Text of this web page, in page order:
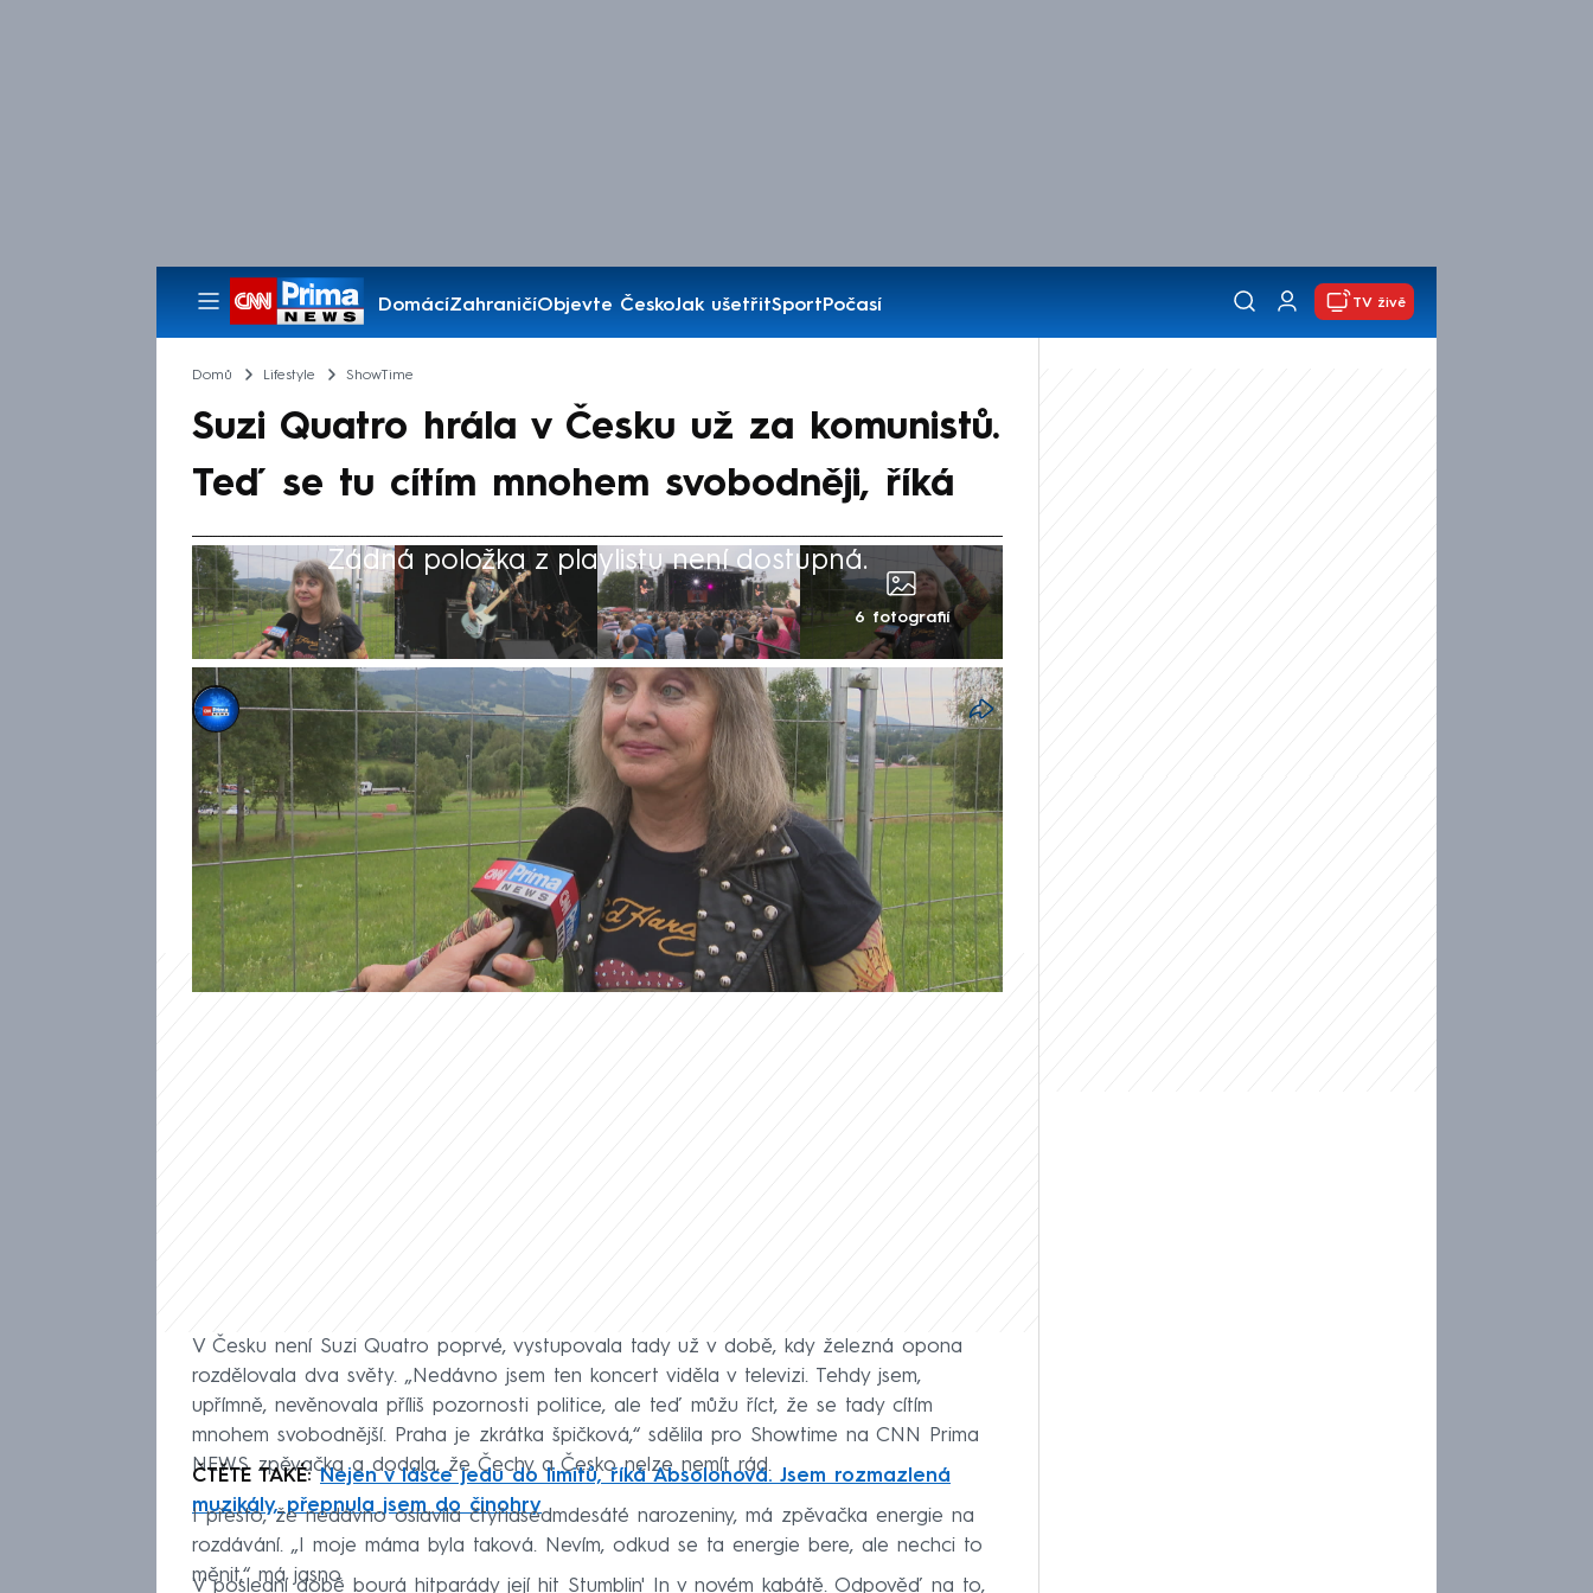
DomácíZahraničíObjevte ČeskoJak ušetřitSportPočasí
Pořady
TV živě
Domů Lifestyle ShowTime
Suzi Quatro hrála v Česku už za komunistů.
Teď se tu cítím mnohem svobodněji, říká
Žádná položka z playlistu není dostupná.
6 fotografií
Daniela Révai
27. čvc 2024, 22:35
Hity jako A Girl Like Me nebo Stumblin' In. To je rocková legenda Suzi
Quatro, která i ve čtyřiasedmdesáti letech drží svou baskytaru
proklatě nízko. A pustit se jí jen tak nehodlá. Dokázala to i na festivalu
Benátská! v Liberci, kde se redakci Showtime podařilo stálici hudební
branže vyzpovídat.
V Česku není Suzi Quatro poprvé, vystupovala tady už v době, kdy železná opona
rozdělovala dva světy. „Nedávno jsem ten koncert viděla v televizi. Tehdy jsem,
upřímně, nevěnovala příliš pozornosti politice, ale teď můžu říct, že se tady cítím
mnohem svobodnější. Praha je zkrátka špičková,“ sdělila pro Showtime na CNN Prima
NEWS zpěvačka a dodala, že Čechy a Česko nelze nemít rád.
ČTĚTE TAKÉ:Nejen v lásce jedu do limitů, říká Absolonová. Jsem rozmazlená
muzikály, přepnula jsem do činohry
I přesto, že nedávno oslavila čtyřiasedmdesáté narozeniny, má zpěvačka energie na
rozdávání. „I moje máma byla taková. Nevím, odkud se ta energie bere, ale nechci to
měnit,“ má jasno.
V poslední době bourá hitparády její hit Stumblin' In v novém kabátě. Odpověď na to,